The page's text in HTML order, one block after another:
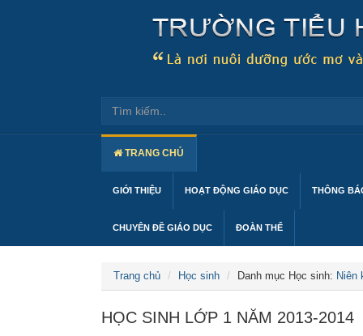
TRANG CHỦ
GIỚI THIỆU HOẠT ĐỘNG GIÁO DỤC THÔNG
CHUYÊN ĐỀ GIÁO DỤC ĐOÀN THỂ
Trang chủ Học sinh Danh mục Học sinh: Niên
HỌC SINH LỚP 1 NĂM 2013-2014